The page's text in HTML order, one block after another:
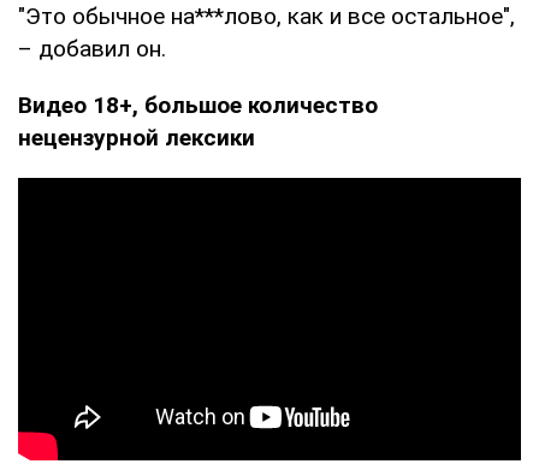
"Это обычное на***лово, как и все остальное",
– добавил он.
Видео 18+, большое количество
нецензурной лексики